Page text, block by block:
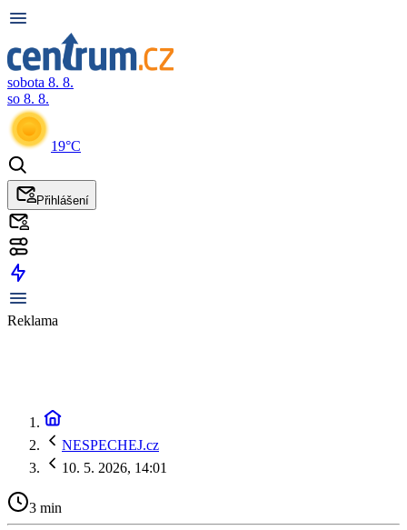
sobota 8. 8.
so 8. 8.
19°C
Přihlášení
Reklama
NESPECHEJ.cz
10. 5. 2026, 14:01
3 min